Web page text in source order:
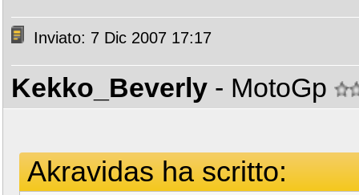
Inviato: 7 Dic 2007 17:17
Kekko_Beverly - MotoGp
Akravidas ha scritto: